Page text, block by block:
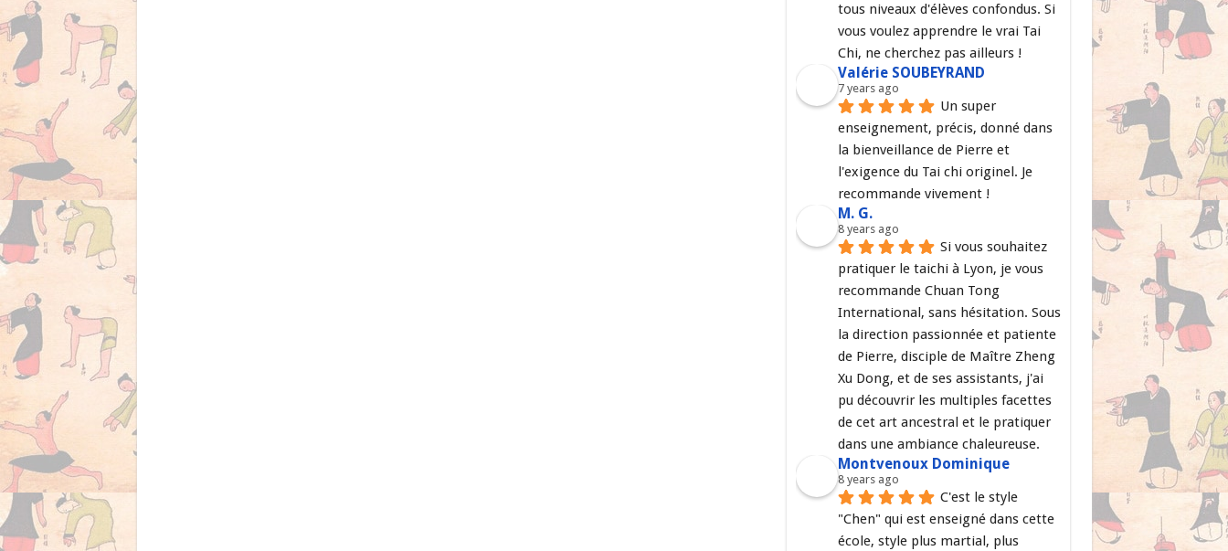
tous niveaux d'élèves confondus. Si
vous voulez apprendre le vrai Tai
Chi, ne cherchez pas ailleurs !
Valérie SOUBEYRAND
7 years ago
Un super
enseignement, précis, donné dans
la bienveillance de Pierre et
l'exigence du Tai chi originel. Je
recommande vivement !
M. G.
8 years ago
Si vous souhaitez
pratiquer le taichi à Lyon, je vous
recommande Chuan Tong
International, sans hésitation. Sous
la direction passionnée et patiente
de Pierre, disciple de Maître Zheng
Xu Dong, et de ses assistants, j'ai
pu découvrir les multiples facettes
de cet art ancestral et le pratiquer
dans une ambiance chaleureuse.
Montvenoux Dominique
8 years ago
C'est le style
"Chen" qui est enseigné dans cette
école, style plus martial, plus